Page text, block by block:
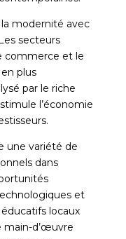
modernité avec
secteurs
commerce et le
plus
par le riche
l’économie
une variété de
dans
et
locaux
main-d’œuvre